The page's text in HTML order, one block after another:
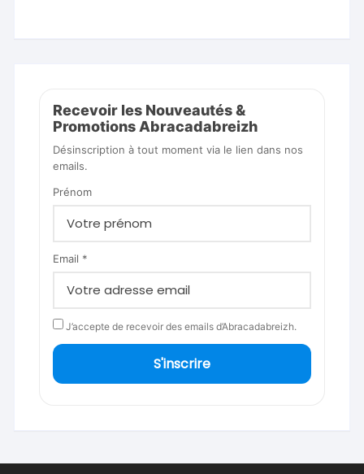
Recevoir les Nouveautés &
Promotions Abracadabreizh
Désinscription à tout moment via le lien dans nos
emails.
Prénom
Email *
J’accepte de recevoir des emails d’Abracadabreizh.
S'inscrire